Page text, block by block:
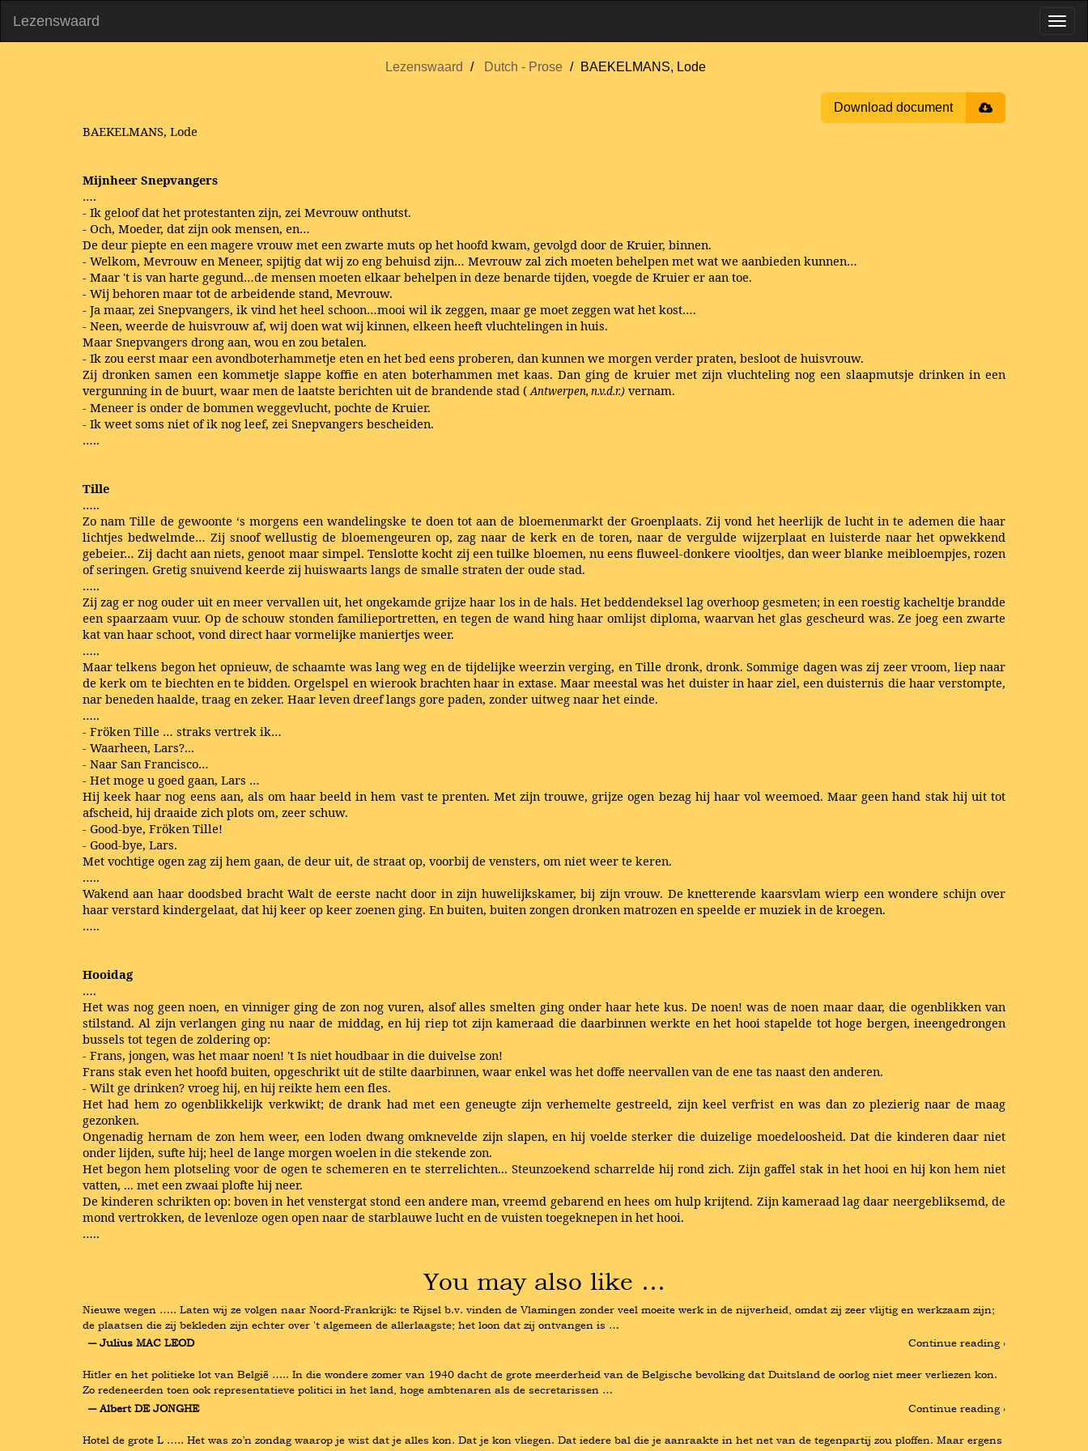
Lezenswaard
Lezenswaard Dutch - Prose BAEKELMANS, Lode
Download document
BAEKELMANS, Lode
Mijnheer Snepvangers
….
- Ik geloof dat het protestanten zijn, zei Mevrouw onthutst.
- Och, Moeder, dat zijn ook mensen, en…
De deur piepte en een magere vrouw met een zwarte muts op het hoofd kwam, gevolgd door de Kruier, binnen.
- Welkom, Mevrouw en Meneer, spijtig dat wij zo eng behuisd zijn… Mevrouw zal zich moeten behelpen met wat we aanbieden kunnen…
- Maar 't is van harte gegund…de mensen moeten elkaar behelpen in deze benarde tijden, voegde de Kruier er aan toe.
- Wij behoren maar tot de arbeidende stand, Mevrouw.
- Ja maar, zei Snepvangers, ik vind het heel schoon…mooi wil ik zeggen, maar ge moet zeggen wat het kost….
- Neen, weerde de huisvrouw af, wij doen wat wij kinnen, elkeen heeft vluchtelingen in huis.
Maar Snepvangers drong aan, wou en zou betalen.
- Ik zou eerst maar een avondboterhammetje eten en het bed eens proberen, dan kunnen we morgen verder praten, besloot de huisvrouw.
Zij dronken samen een kommetje slappe koffie en aten boterhammen met kaas. Dan ging de kruier met zijn vluchteling nog een slaapmutsje drinken in een
vergunning in de buurt, waar men de laatste berichten uit de brandende stad ( Antwerpen, n.v.d.r.) vernam.
- Meneer is onder de bommen weggevlucht, pochte de Kruier.
- Ik weet soms niet of ik nog leef, zei Snepvangers bescheiden.
…..
Tille
…..
Zo nam Tille de gewoonte ‘s morgens een wandelingske te doen tot aan de bloemenmarkt der Groenplaats. Zij vond het heerlijk de lucht in te ademen die haar
lichtjes bedwelmde… Zij snoof wellustig de bloemengeuren op, zag naar de kerk en de toren, naar de vergulde wijzerplaat en luisterde naar het opwekkend
gebeier… Zij dacht aan niets, genoot maar simpel. Tenslotte kocht zij een tuilke bloemen, nu eens fluweel-donkere viooltjes, dan weer blanke meibloempjes, rozen
of seringen. Gretig snuivend keerde zij huiswaarts langs de smalle straten der oude stad.
…..
Zij zag er nog ouder uit en meer vervallen uit, het ongekamde grijze haar los in de hals. Het beddendeksel lag overhoop gesmeten; in een roestig kacheltje brandde
een spaarzaam vuur. Op de schouw stonden familieportretten, en tegen de wand hing haar omlijst diploma, waarvan het glas gescheurd was. Ze joeg een zwarte
kat van haar schoot, vond direct haar vormelijke maniertjes weer.
…..
Maar telkens begon het opnieuw, de schaamte was lang weg en de tijdelijke weerzin verging, en Tille dronk, dronk. Sommige dagen was zij zeer vroom, liep naar
de kerk om te biechten en te bidden. Orgelspel en wierook brachten haar in extase. Maar meestal was het duister in haar ziel, een duisternis die haar verstompte,
nar beneden haalde, traag en zeker. Haar leven dreef langs gore paden, zonder uitweg naar het einde.
…..
- Fröken Tille … straks vertrek ik…
- Waarheen, Lars?...
- Naar San Francisco…
- Het moge u goed gaan, Lars …
Hij keek haar nog eens aan, als om haar beeld in hem vast te prenten. Met zijn trouwe, grijze ogen bezag hij haar vol weemoed. Maar geen hand stak hij uit tot
afscheid, hij draaide zich plots om, zeer schuw.
- Good-bye, Fröken Tille!
- Good-bye, Lars.
Met vochtige ogen zag zij hem gaan, de deur uit, de straat op, voorbij de vensters, om niet weer te keren.
…..
Wakend aan haar doodsbed bracht Walt de eerste nacht door in zijn huwelijkskamer, bij zijn vrouw. De knetterende kaarsvlam wierp een wondere schijn over
haar verstard kindergelaat, dat hij keer op keer zoenen ging. En buiten, buiten zongen dronken matrozen en speelde er muziek in de kroegen.
…..
Hooidag
….
Het was nog geen noen, en vinniger ging de zon nog vuren, alsof alles smelten ging onder haar hete kus. De noen! was de noen maar daar, die ogenblikken van
stilstand. Al zijn verlangen ging nu naar de middag, en hij riep tot zijn kameraad die daarbinnen werkte en het hooi stapelde tot hoge bergen, ineengedrongen
bussels tot tegen de zoldering op:
- Frans, jongen, was het maar noen! 't Is niet houdbaar in die duivelse zon!
Frans stak even het hoofd buiten, opgeschrikt uit de stilte daarbinnen, waar enkel was het doffe neervallen van de ene tas naast den anderen.
- Wilt ge drinken? vroeg hij, en hij reikte hem een fles.
Het had hem zo ogenblikkelijk verkwikt; de drank had met een geneugte zijn verhemelte gestreeld, zijn keel verfrist en was dan zo plezierig naar de maag
gezonken.
Ongenadig hernam de zon hem weer, een loden dwang omknevelde zijn slapen, en hij voelde sterker die duizelige moedeloosheid. Dat die kinderen daar niet
onder lijden, sufte hij; heel de lange morgen woelen in die stekende zon.
Het begon hem plotseling voor de ogen te schemeren en te sterrelichten... Steunzoekend scharrelde hij rond zich. Zijn gaffel stak in het hooi en hij kon hem niet
vatten, ... met een zwaai plofte hij neer.
De kinderen schrikten op: boven in het venstergat stond een andere man, vreemd gebarend en hees om hulp krijtend. Zijn kameraad lag daar neergebliksemd, de
mond vertrokken, de levenloze ogen open naar de starblauwe lucht en de vuisten toegeknepen in het hooi.
…..
You may also like …
Nieuwe wegen ….. Laten wij ze volgen naar Noord-Frankrijk: te Rijsel b.v. vinden de Vlamingen zonder veel moeite werk in de nijverheid, omdat zij zeer vlijtig en werkzaam zijn;
de plaatsen die zij bekleden zijn echter over 't algemeen de allerlaagste; het loon dat zij ontvangen is …
― Julius MAC LEOD
Continue reading ›
Hitler en het politieke lot van België ….. In die wondere zomer van 1940 dacht de grote meerderheid van de Belgische bevolking dat Duitsland de oorlog niet meer verliezen kon.
Zo redeneerden toen ook representatieve politici in het land, hoge ambtenaren als de secretarissen …
― Albert DE JONGHE
Continue reading ›
Hotel de grote L ….. Het was zo’n zondag waarop je wist dat je alles kon. Dat je kon vliegen. Dat iedere bal die je aanraakte in het net van de tegenpartij zou ploffen. Maar ergens